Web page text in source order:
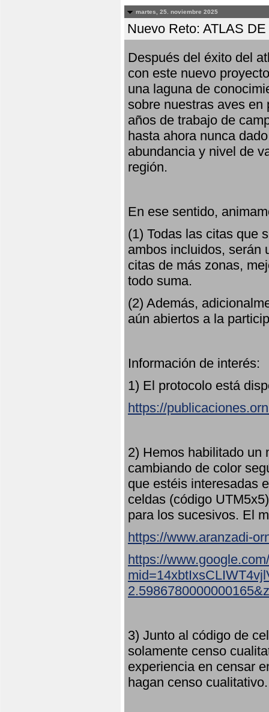
martes, 25. noviembre 2025
Nuevo Reto: ATLAS
Después del éxito del
con este nuevo
una laguna de
sobre nuestras aves en
años de trabajo de
hasta ahora nunca
abundancia y nivel de
región.
En ese sentido,
(1) Todas las citas que
ambos incluidos, serán
citas de más zonas,
todo suma.
(2) Además,
aún abiertos a la
Información de interés:
1) El protocolo está
https://
2) Hemos habilitado un
cambiando de color
que estéis interesadas
celdas (código
para los sucesivos. El
https://www.aranzadi-
https://
3) Junto al código de
solamente censo
experiencia en censar
hagan censo